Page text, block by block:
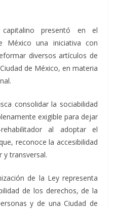
presentó en el
México una iniciativa con
diversos artículos de
de México, en materia
consolidar la sociabilidad
exigible para dejar
al adoptar el
reconoce la accesibilidad
y transversal.
de la Ley representa
de los derechos, de la
y de una Ciudad de